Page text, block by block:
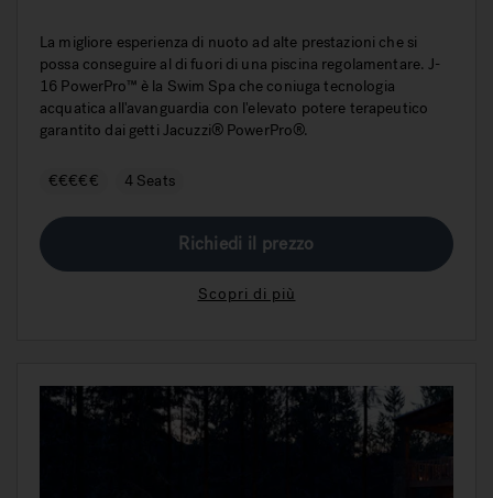
La migliore esperienza di nuoto ad alte prestazioni che si
possa conseguire al di fuori di una piscina regolamentare. J-
16 PowerPro™ è la Swim Spa che coniuga tecnologia
acquatica all'avanguardia con l'elevato potere terapeutico
garantito dai getti Jacuzzi® PowerPro®.
€€€€€ 4 Seats
Richiedi il prezzo
Scopri di più